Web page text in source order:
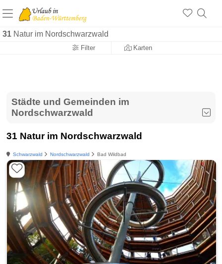
31 Natur im Nordschwarzwald
Filter Karten
Städte und Gemeinden im
Nordschwarzwald
31 Natur im Nordschwarzwald
Schwarzwald Nordschwarzwald Bad Wildbad